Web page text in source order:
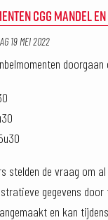
CGG MANDEL
19 MEI 2022
doorgaan
stelden de vraag om
gegevens door
en kan